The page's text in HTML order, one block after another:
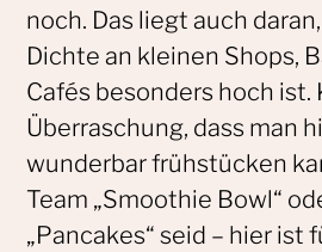
noch. Das liegt auch
Dichte an kleinen Shops,
Cafés besonders hoch ist.
Überraschung, dass man
wunderbar frühstücken
Team „Smoothie Bowl“
„Pancakes“ seid – hier ist